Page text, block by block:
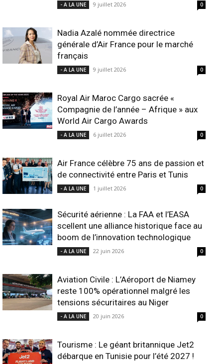
- A LA UNE 9 juillet 2026 0
Nadia Azalé nommée directrice
générale d’Air France pour le marché
français
- A LA UNE 9 juillet 2026 0
Royal Air Maroc Cargo sacrée «
Compagnie de l’année – Afrique » aux
World Air Cargo Awards
- A LA UNE 6 juillet 2026 0
Air France célèbre 75 ans de passion et
de connectivité entre Paris et Tunis
- A LA UNE 1 juillet 2026 0
Sécurité aérienne : La FAA et l’EASA
scellent une alliance historique face au
boom de l’innovation technologique
- A LA UNE 22 juin 2026 0
Aviation Civile : L’Aéroport de Niamey
reste 100% opérationnel malgré les
tensions sécuritaires au Niger
- A LA UNE 20 juin 2026 0
Tourisme : Le géant britannique Jet2
débarque en Tunisie pour l’été 2027 !